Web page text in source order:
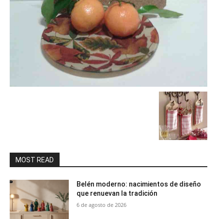
MOST READ
Belén moderno: nacimientos de diseño
que renuevan la tradición
6 de agosto de 2026